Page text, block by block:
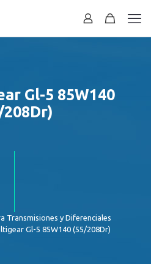
Gl-5 85W140
Transmisiones y Diferenciales
Gl-5 85W140 (55/208Dr)